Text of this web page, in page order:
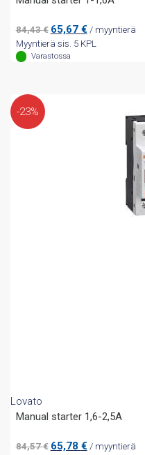
84,43€ Alkuperäinen
hinta
oli:
65,67 €Nykyinen
hinta
/ myyntierä
Myyntierä sis. 5 KPL
Varastossa
-23%
Lovato
Manual starter 1,6-2,5A
84,57€ Alkuperäinen
65,78 €Nykyinen
/ myyntierä